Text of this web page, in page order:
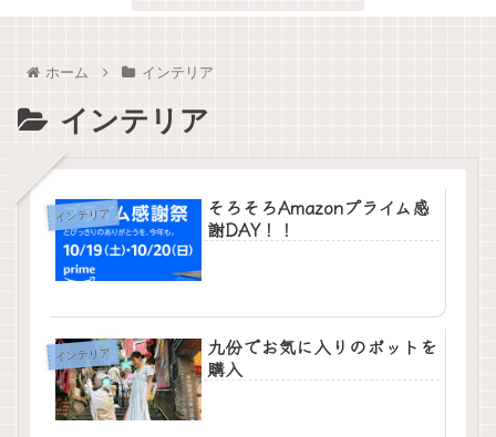
ホーム インテリア
インテリア
インテリア
そろそろAmazonプライム感
謝DAY！！
インテリア
九份でお気に入りのポットを
購入